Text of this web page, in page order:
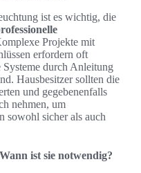
ist es wichtig, die
Projekte mit
erfordern oft
Systeme durch Anleitung
Hausbesitzer sollten die
und gegebenenfalls
nehmen, um
sowohl sicher als auch
ist sie notwendig?